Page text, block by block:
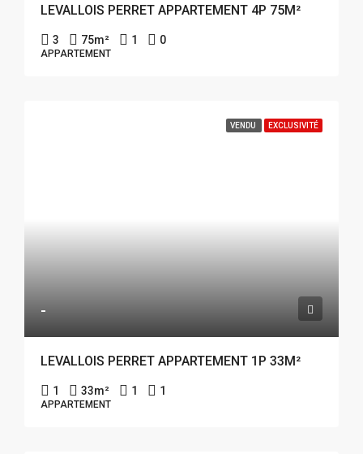
LEVALLOIS PERRET APPARTEMENT 4P 75M²
3 75m² 1 0
APPARTEMENT
VENDU EXCLUSIVITÉ
-
LEVALLOIS PERRET APPARTEMENT 1P 33M²
1 33m² 1 1
APPARTEMENT